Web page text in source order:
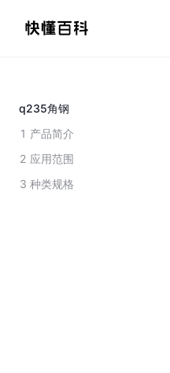
q235角钢
1 产品简介
2 应用范围
3 种类规格